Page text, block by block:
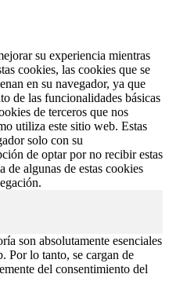
su experiencia mientras
cookies, las cookies que se
en su navegador, ya que
de las funcionalidades básicas
de terceros que nos
utiliza este sitio web. Estas
solo con su
de optar por no recibir estas
algunas de estas cookies
son absolutamente esenciales
Por lo tanto, se cargan de
del consentimiento del